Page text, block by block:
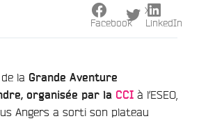
la Grande Aventure
organisée par la CCI à l’ESEO,
Angers a sorti son plateau
Facebook
X
LinkedIn